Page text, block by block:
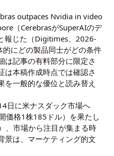
outpaces Nvidia in video
（CerebrasがSuperAIのデ
報じた（Digitimes、2026-
にどの製品同士がどの条件
は記事の有料部分に限定さ
は本稿作成時点では確認さ
を一般的な優位と読み替え
日に米ナスダック市場へ
価格1株185ドル）を果たし
、市場から注目が集まる時
景は、マーケティング的文